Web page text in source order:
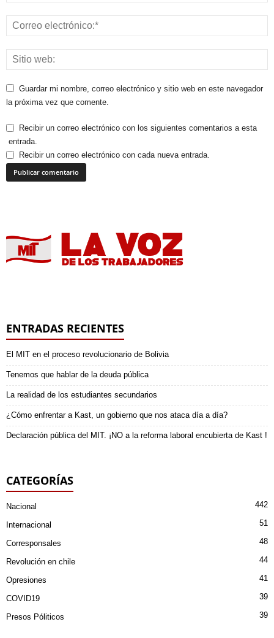
Guardar mi nombre, correo electrónico y sitio web en este navegador
la próxima vez que comente.
Recibir un correo electrónico con los siguientes comentarios a esta
entrada.
Recibir un correo electrónico con cada nueva entrada.
ENTRADAS RECIENTES
El MIT en el proceso revolucionario de Bolivia
Tenemos que hablar de la deuda pública
La realidad de los estudiantes secundarios
¿Cómo enfrentar a Kast, un gobierno que nos ataca día a día?
Declaración pública del MIT. ¡NO a la reforma laboral encubierta de Kast !
CATEGORÍAS
Nacional 442
Internacional 51
Corresponsales 48
Revolución en chile 44
Opresiones 41
COVID19 39
Presos Póliticos 39